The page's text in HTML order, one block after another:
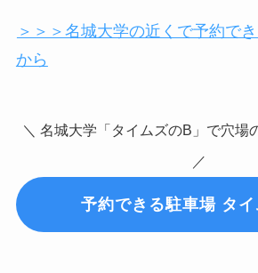
＞＞＞名城大学の近くで予約で
から
＼ 名城大学「タイムズのB」で穴場
／
予約できる駐車場 タ